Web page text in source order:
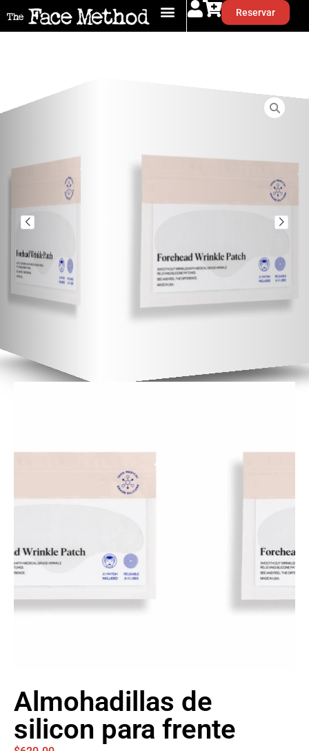
Reservar
Almohadillas de
silicon para frente